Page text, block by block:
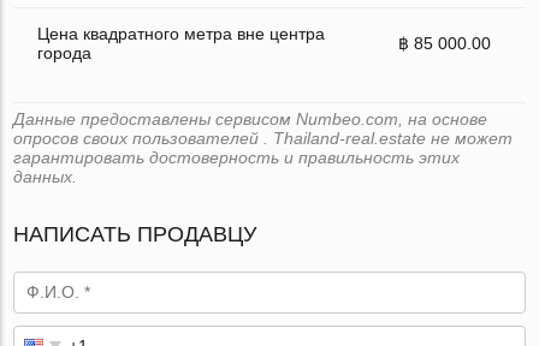
Цена квадратного метра вне центра
города
฿ 85 000.00
Данные предоставлены сервисом Numbeo.com, на основе
опросов своих пользователей . Thailand-real.estate не может
гарантировать достоверность и правильность этих
данных.
НАПИСАТЬ ПРОДАВЦУ